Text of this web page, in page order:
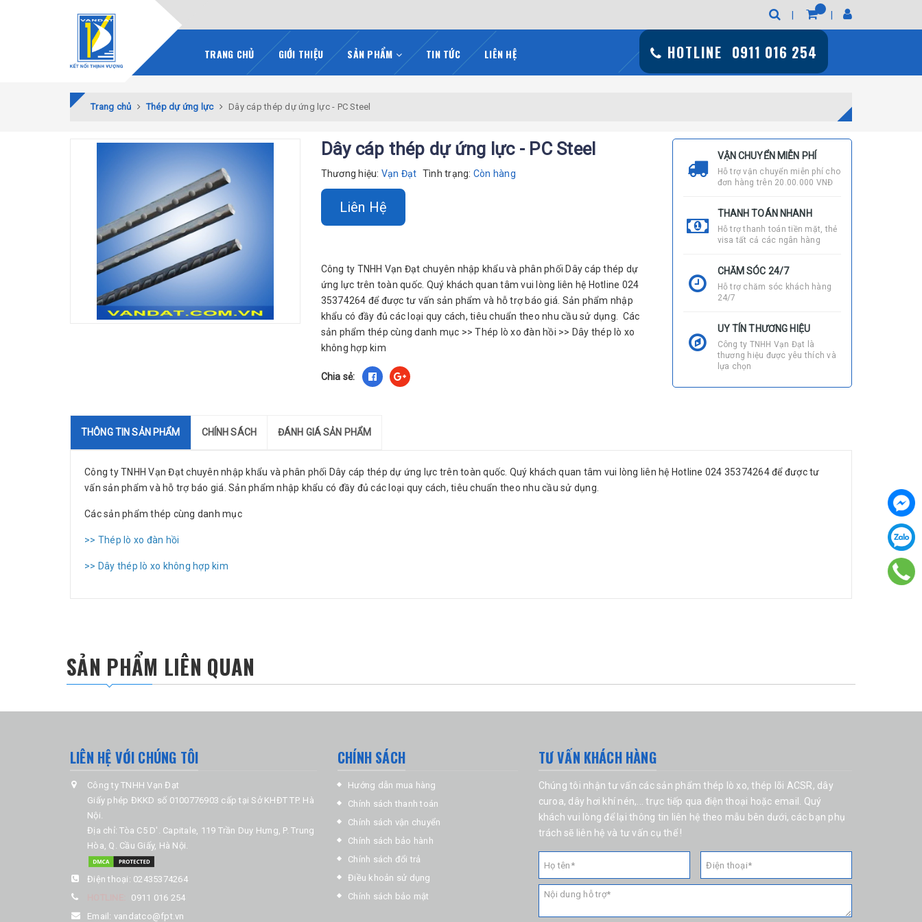
TRANG CHỦ GIỚI THIỆU SẢN PHẨM TIN TỨC LIÊN HỆ HOTLINE 0911 016 254
Trang chủ Thép dự ứng lực Dây cáp thép dự ứng lực - PC Steel
Dây cáp thép dự ứng lực - PC Steel
Thương hiệu: Vạn Đạt Tình trạng: Còn hàng
Liên Hệ
Công ty TNHH Vạn Đạt chuyên nhập khẩu và phân phối Dây cáp thép dự
ứng lực trên toàn quốc. Quý khách quan tâm vui lòng liên hệ Hotline 024
35374264 để được tư vấn sản phẩm và hỗ trợ báo giá. Sản phẩm nhập
khẩu có đầy đủ các loại quy cách, tiêu chuẩn theo nhu cầu sử dụng. Các
sản phẩm thép cùng danh mục >> Thép lò xo đàn hồi >> Dây thép lò xo
không hợp kim
Chia sẻ:
VẬN CHUYỂN MIỄN PHÍ
Hỗ trợ vận chuyển miễn phí cho
đơn hàng trên 20.00.000 VNĐ
THANH TOÁN NHANH
Hỗ trợ thanh toán tiền mặt, thẻ
visa tất cả các ngân hàng
CHĂM SÓC 24/7
Hỗ trợ chăm sóc khách hàng
24/7
UY TÍN THƯƠNG HIỆU
Công ty TNHH Vạn Đạt là
thương hiệu được yêu thích và
lựa chọn
THÔNG TIN SẢN PHẨM CHÍNH SÁCH ĐÁNH GIÁ SẢN PHẨM
Công ty TNHH Vạn Đạt chuyên nhập khẩu và phân phối Dây cáp thép dự ứng lực trên toàn quốc. Quý khách quan tâm vui lòng liên hệ Hotline 024 35374264 để được tư
vấn sản phẩm và hỗ trợ báo giá. Sản phẩm nhập khẩu có đầy đủ các loại quy cách, tiêu chuẩn theo nhu cầu sử dụng.
Các sản phẩm thép cùng danh mục
>> Thép lò xo đàn hồi
>> Dây thép lò xo không hợp kim
SẢN PHẨM LIÊN QUAN
LIÊN HỆ VỚI CHÚNG TÔI
Công ty TNHH Vạn Đạt
Giấy phép ĐKKD số 0100776903 cấp tại Sở KHĐT TP. Hà
Nội.
Địa chỉ: Tòa C5 D'. Capitale, 119 Trần Duy Hưng, P. Trung
Hòa, Q. Cầu Giấy, Hà Nội.
Điện thoại: 02435374264
0911 016 254
Email: vandatco@fpt.vn
CHÍNH SÁCH
Hướng dẫn mua hàng
Chính sách thanh toán
Chính sách vận chuyển
Chính sách bảo hành
Chính sách đổi trả
Điều khoản sử dụng
Chính sách bảo mật
TƯ VẤN KHÁCH HÀNG
Chúng tôi nhận tư vấn các sản phẩmthép lò xo, thép lõi ACSR, dây
curoa, dây hơi khí nén,... trực tiếp qua điện thoại hoặc email. Quý
khách vui lòng để lại thông tin liên hệ theo mẫu bên dưới, các bạn phụ
trách sẽ liên hệ và tư vấn cụ thể !